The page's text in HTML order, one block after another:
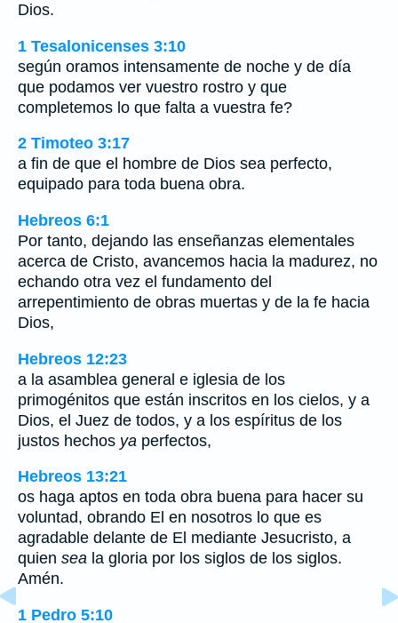
Dios.
1 Tesalonicenses 3:10
según oramos intensamente de noche y de día
que podamos ver vuestro rostro y que
completemos lo que falta a vuestra fe?
2 Timoteo 3:17
a fin de que el hombre de Dios sea perfecto,
equipado para toda buena obra.
Hebreos 6:1
Por tanto, dejando las enseñanzas elementales
acerca de Cristo, avancemos hacia la madurez, no
echando otra vez el fundamento del
arrepentimiento de obras muertas y de la fe hacia
Dios,
Hebreos 12:23
a la asamblea general e iglesia de los
primogénitos que están inscritos en los cielos, y a
Dios, el Juez de todos, y a los espíritus de los
justos hechos ya perfectos,
Hebreos 13:21
os haga aptos en toda obra buena para hacer su
voluntad, obrando El en nosotros lo que es
agradable delante de El mediante Jesucristo, a
quien sea la gloria por los siglos de los siglos.
Amén.
1 Pedro 5:10